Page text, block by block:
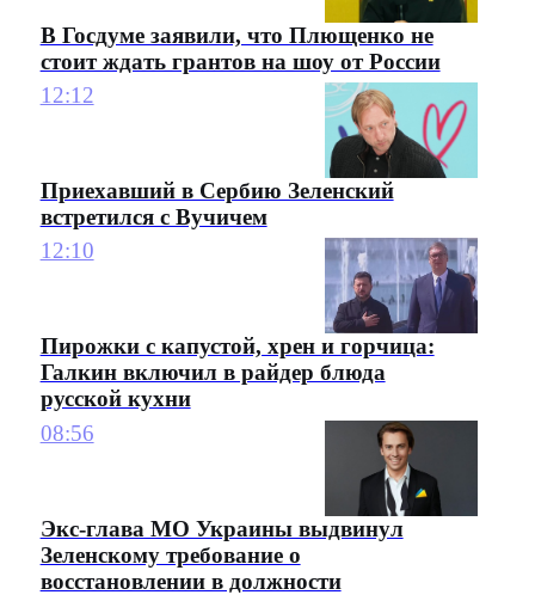
В Госдуме заявили, что Плющенко не
стоит ждать грантов на шоу от России
12:12
Приехавший в Сербию Зеленский
встретился с Вучичем
12:10
Пирожки с капустой, хрен и горчица:
Галкин включил в райдер блюда
русской кухни
08:56
Экс-глава МО Украины выдвинул
Зеленскому требование о
восстановлении в должности